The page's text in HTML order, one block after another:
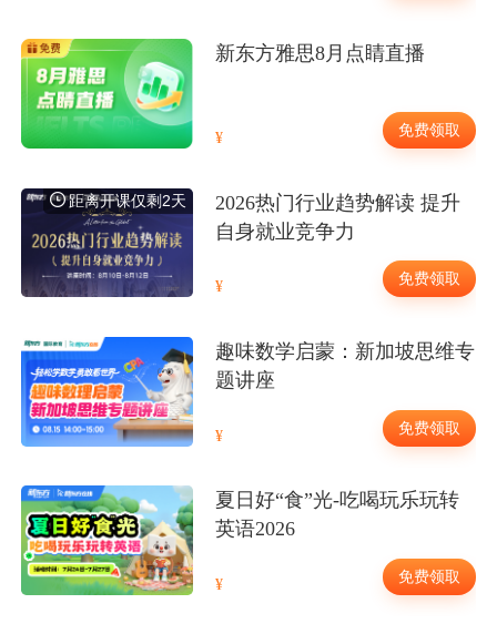
新东方雅思8月点睛直播
免费领取
距离开课仅剩2天
2026热门行业趋势解读 提升
自身就业竞争力
免费领取
趣味数学启蒙：新加坡思维专
题讲座
免费领取
夏日好“食”光-吃喝玩乐玩转
英语2026
免费领取